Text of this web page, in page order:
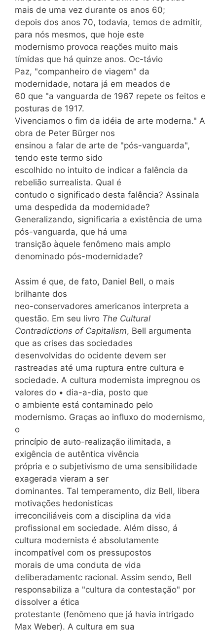
mais de uma vez durante os anos 60;
depois dos anos 70, todavia, temos de admitir,
para nós mesmos, que hoje este
modernismo provoca reações muito mais
tímidas que há quinze anos. Oc-távio
Paz, "companheiro de viagem" da
modernidade, notara já em meados de
60 que "a vanguarda de 1967 repete os feitos e
posturas de 1917.
Vivenciamos o fim da idéia de arte moderna." A
obra de Peter Bürger nos
ensinou a falar de arte de "pós-vanguarda",
tendo este termo sido
escolhido no intuito de indicar a falência da
rebelião surrealista. Qual é
contudo o significado desta falência? Assinala
uma despedida da modernidade?
Generalizando, significaria a existência de uma
pós-vanguarda, que há uma
transição àquele fenômeno mais amplo
denominado pós-modernidade?
Assim é que, de fato, Daniel Bell, o mais
brilhante dos
neo-conservadores americanos interpreta a
questão. Em seu livro The Cultural
Contradictions of Capitalism, Bell argumenta
que as crises das sociedades
desenvolvidas do ocidente devem ser
rastreadas até uma ruptura entre cultura e
sociedade. A cultura modernista impregnou os
valores do • dia-a-dia, posto que
o ambiente está contaminado pelo
modernismo. Graças ao influxo do modernismo,
o
princípio de auto-realização ilimitada, a
exigência de autêntica vivência
própria e o subjetivismo de uma sensibilidade
exagerada vieram a ser
dominantes. Tal temperamento, diz Bell, libera
motivações hedonisticas
irreconciliáveis com a disciplina da vida
profissional em sociedade. Além disso, á
cultura modernista é absolutamente
incompatível com os pressupostos
morais de uma conduta de vida
deliberadamentc racional. Assim sendo, Bell
responsabiliza a "cultura da contestação" por
dissolver a ética
protestante (fenômeno que já havia intrigado
Max Weber). A cultura em sua